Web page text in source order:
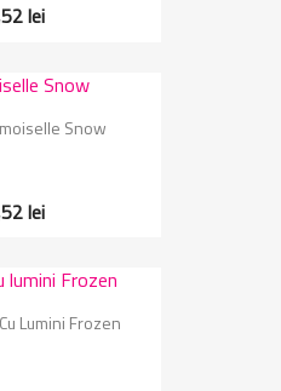
lei
Snow
lei
Lumini Frozen